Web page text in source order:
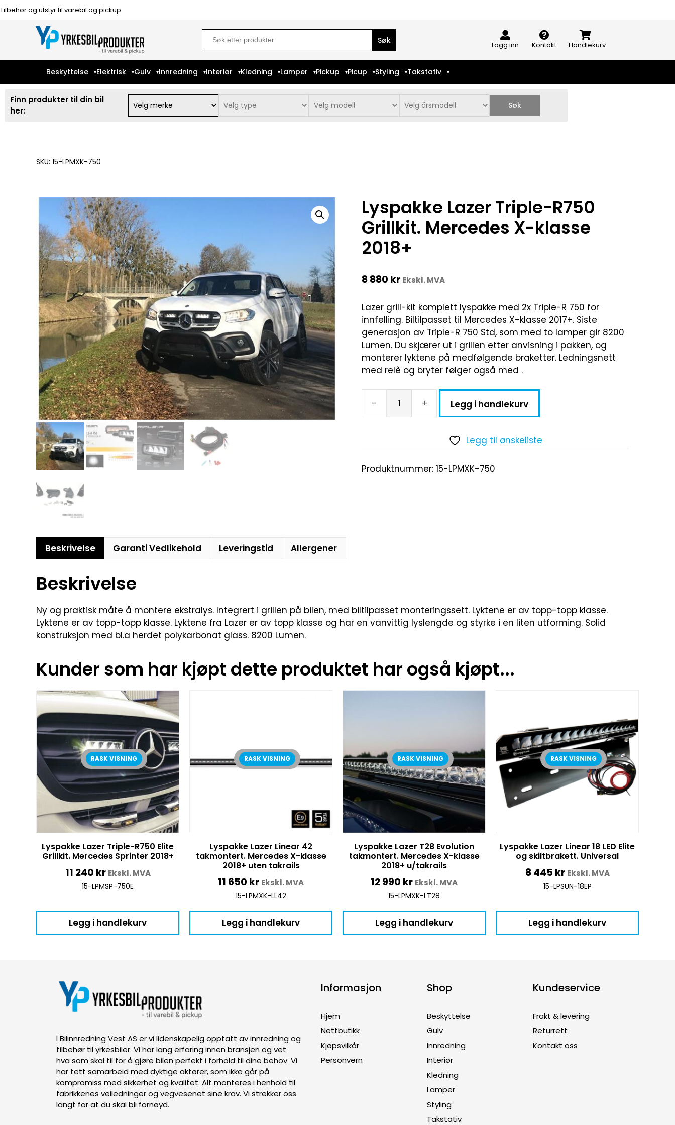
Tilbehør og utstyr til varebil og pickup
Search
for: Logg inn Kontakt Handlekurv
Beskyttelse Elektrisk Gulv Innredning Interiør Kledning Lamper Pickup Picup Styling Takstativ
Finn produkter til din bil
her:
Søk
SKU: 15-LPMXK-750
Lyspakke Lazer Triple-R750
Grillkit. Mercedes X-klasse
2018+
8 880 kr Ekskl. MVA
Lazer grill-kit komplett lyspakke med 2x Triple-R 750 for
innfelling. Biltilpasset til Mercedes X-klasse 2017+. Siste
generasjon av Triple-R 750 Std, som med to lamper gir 8200
Lumen. Du skjærer ut i grillen etter anvisning i pakken, og
monterer lyktene på medfølgende braketter. Ledningsnett
med relè og bryter følger også med .
- + Legg i handlekurv
Legg til ønskeliste
Produktnummer: 15-LPMXK-750
Beskrivelse Garanti Vedlikehold Leveringstid Allergener
Beskrivelse
Ny og praktisk måte å montere ekstralys. Integrert i grillen på bilen, med biltilpasset monteringssett. Lyktene er av topp-topp klasse.
Lyktene er av topp-topp klasse. Lyktene fra Lazer er av topp klasse og har en vanvittig lyslengde og styrke i en liten utforming. Solid
konstruksjon med bl.a herdet polykarbonat glass. 8200 Lumen.
Kunder som har kjøpt dette produktet har også kjøpt...
RASK VISNING
Lyspakke Lazer Triple-R750 Elite
Grillkit. Mercedes Sprinter 2018+
11 240 kr Ekskl. MVA
15-LPMSP-750E
Legg i handlekurv
RASK VISNING
Lyspakke Lazer Linear 42
takmontert. Mercedes X-klasse
2018+ uten takrails
11 650 kr Ekskl. MVA
15-LPMXK-LL42
Legg i handlekurv
RASK VISNING
Lyspakke Lazer T28 Evolution
takmontert. Mercedes X-klasse
2018+ u/takrails
12 990 kr Ekskl. MVA
15-LPMXK-LT28
Legg i handlekurv
RASK VISNING
Lyspakke Lazer Linear 18 LED Elite
og skiltbrakett. Universal
8 445 kr Ekskl. MVA
15-LPSUN-18EP
Legg i handlekurv
I Bilinnredning Vest AS er vi lidenskapelig opptatt av innredning og
tilbehør til yrkesbiler. Vi har lang erfaring innen bransjen og vet
hva som skal til for å gjøre bilen perfekt i forhold til dine behov. Vi
har tett samarbeid med dyktige aktører, som ikke går på
kompromiss med sikkerhet og kvalitet. Alt monteres i henhold til
fabrikkenes veiledninger og vegvesenet sine krav. Vi strekker oss
langt for at du skal bli fornøyd.
Informasjon
Hjem
Nettbutikk
Kjøpsvilkår
Personvern
Shop
Beskyttelse
Gulv
Innredning
Interiør
Kledning
Lamper
Styling
Takstativ
Kundeservice
Frakt & levering
Returrett
Kontakt oss